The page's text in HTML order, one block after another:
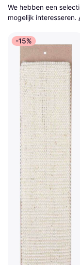
We hebben een
mogelijk interesseren.
-15%